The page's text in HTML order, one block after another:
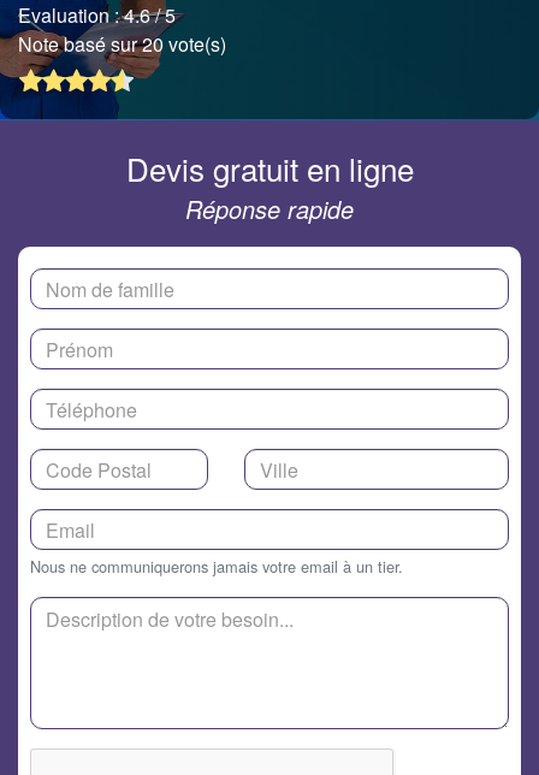
Evaluation :4.6/ 5
Note basé sur 20 vote(s)
Devis gratuit en ligne
Réponse rapide
Nous ne communiquerons jamais votre email à un tier.